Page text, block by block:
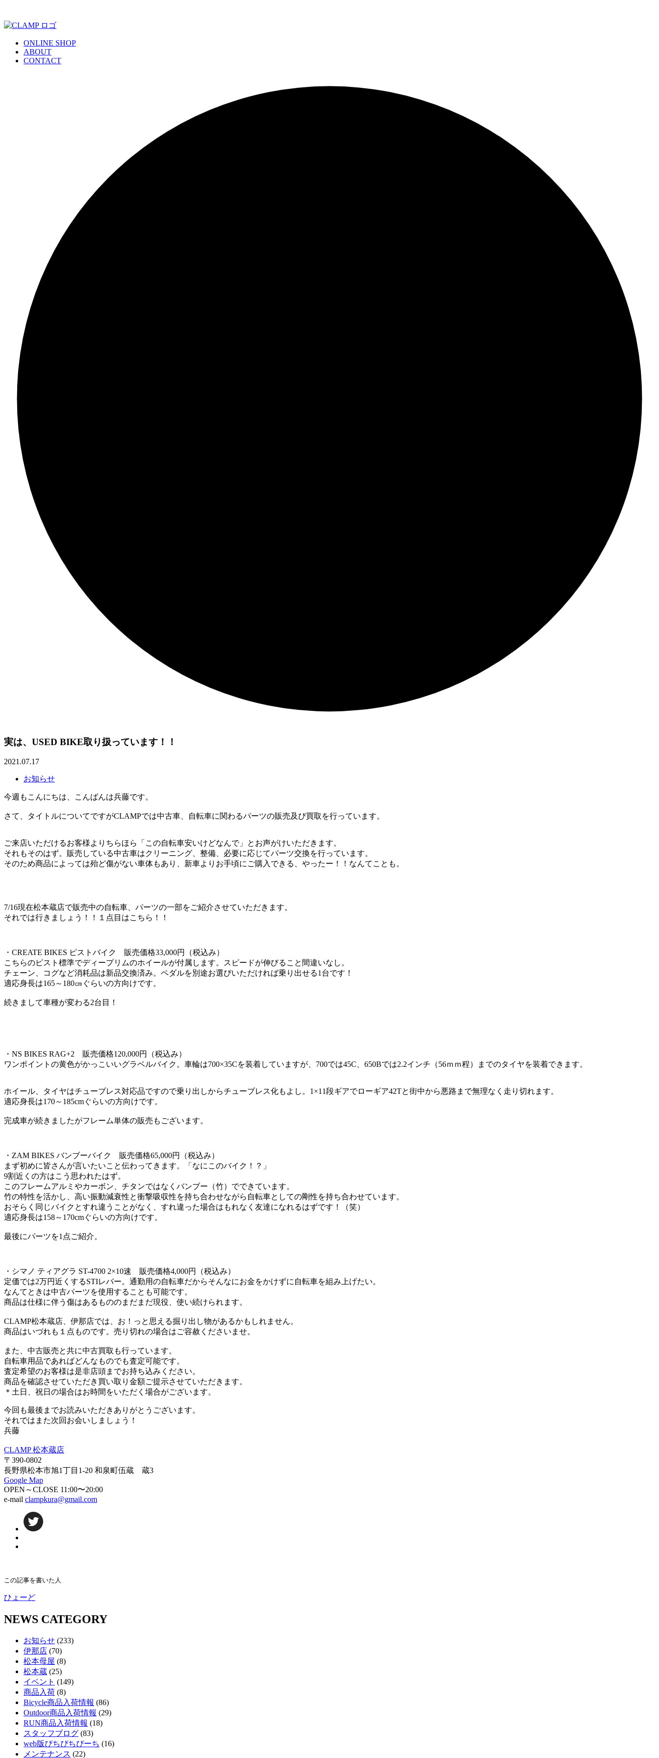
ONLINE SHOP
ABOUT
CONTACT
実は、USED BIKE取り扱っています！！
2021.07.17
お知らせ
今週もこんにちは、こんばんは兵藤です。
さて、タイトルについてですがCLAMPでは中古車、自転車に関わるパーツの販売及び買取を行っています。
ご来店いただけるお客様よりちらほら「この自転車安いけどなんで」とお声がけいただきます。
それもそのはず。販売している中古車はクリーニング、整備、必要に応じてパーツ交換を行っています。
そのため商品によっては殆ど傷がない車体もあり、新車よりお手頃にご購入できる、やったー！！なんてことも。
7/16現在松本蔵店で販売中の自転車、パーツの一部をご紹介させていただきます。
それでは行きましょう！！１点目はこちら！！
・CREATE BIKES ピストバイク 販売価格33,000円（税込み）
こちらのピスト標準でディープリムのホイールが付属します。スピードが伸びること間違いなし。
チェーン、コグなど消耗品は新品交換済み。ペダルを別途お選びいただければ乗り出せる1台です！
適応身長は165～180㎝ぐらいの方向けです。
続きまして車種が変わる2台目！
・NS BIKES RAG+2 販売価格120,000円（税込み）
ワンポイントの黄色がかっこいいグラベルバイク。車輪は700×35Cを装着していますが、700では45C、650Bでは2.2インチ（56ｍｍ程）までのタイヤを装着できます。
ホイール、タイヤはチューブレス対応品ですので乗り出しからチューブレス化もよし。1×11段ギアでローギア42Tと街中から悪路まで無理なく走り切れます。
適応身長は170～185cmぐらいの方向けです。
完成車が続きましたがフレーム単体の販売もございます。
・ZAM BIKES バンブーバイク 販売価格65,000円（税込み）
まず初めに皆さんが言いたいこと伝わってきます。「なにこのバイク！？」
9割近くの方はこう思われたはず。
このフレームアルミやカーボン、チタンではなくバンブー（竹）でできています。
竹の特性を活かし、高い振動減衰性と衝撃吸収性を持ち合わせながら自転車としての剛性を持ち合わせています。
おそらく同じバイクとすれ違うことがなく、すれ違った場合はもれなく友達になれるはずです！（笑）
適応身長は158～170cmぐらいの方向けです。
最後にパーツを1点ご紹介。
・シマノ ティアグラ ST-4700 2×10速 販売価格4,000円（税込み）
定価では2万円近くするSTIレバー。通勤用の自転車だからそんなにお金をかけずに自転車を組み上げたい。
なんてときは中古パーツを使用することも可能です。
商品は仕様に伴う傷はあるもののまだまだ現役、使い続けられます。
CLAMP松本蔵店、伊那店では、お！っと思える掘り出し物があるかもしれません。
商品はいづれも１点ものです。売り切れの場合はご容赦くださいませ。
また、中古販売と共に中古買取も行っています。
自転車用品であればどんなものでも査定可能です。
査定希望のお客様は是非店頭までお持ち込みください。
商品を確認させていただき買い取り金額ご提示させていただきます。
＊土日、祝日の場合はお時間をいただく場合がございます。
今回も最後までお読みいただきありがとうございます。
それではまた次回お会いしましょう！
兵藤
CLAMP 松本蔵店
〒390-0802
長野県松本市旭1丁目1-20 和泉町伍蔵 蔵3
Google Map
OPEN～CLOSE 11:00〜20:00
e-mail clampkura@gmail.com
この記事を書いた人
ひょーど
NEWS CATEGORY
お知らせ (233)
伊那店 (70)
松本母屋 (8)
松本蔵 (25)
イベント (149)
商品入荷 (8)
Bicycle商品入荷情報 (86)
Outdoor商品入荷情報 (29)
RUN商品入荷情報 (18)
スタッフブログ (83)
web版ぴちぴちぴーち (16)
メンテナンス (22)